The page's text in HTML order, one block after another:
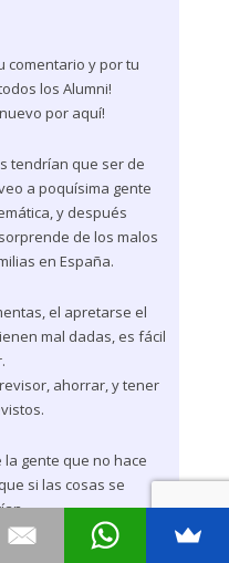
comentario y por tu
los Alumni!
por aquí!
tendrían que ser de
a poquísima gente
y después
de los malos
en España.
el apretarse el
mal dadas, es fácil
ahorrar, y tener
gente que no hace
si las cosas se
es capaz de subir por las